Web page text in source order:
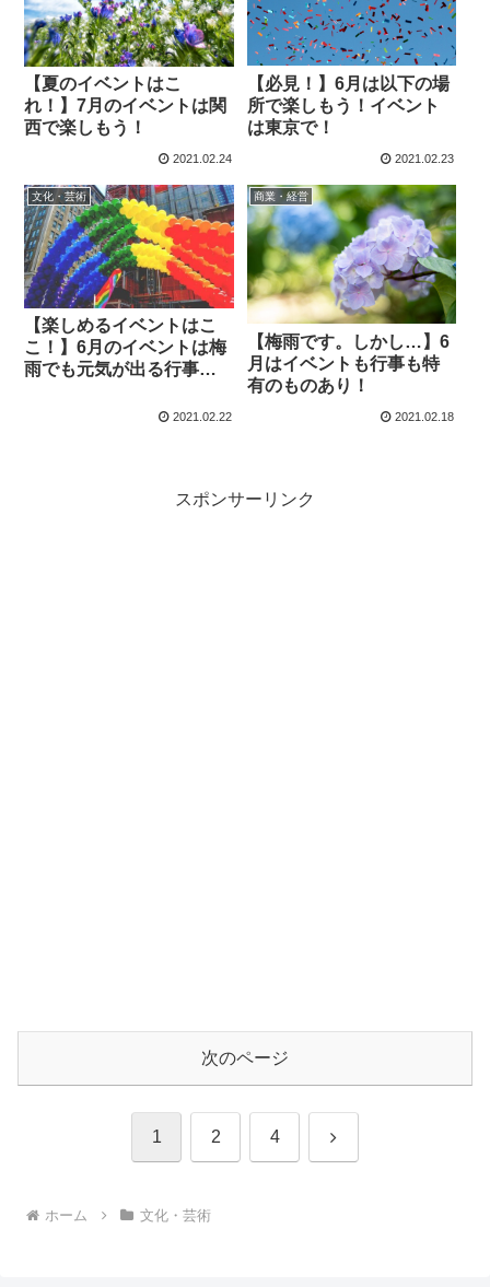
【夏のイベントはこ
れ！】7月のイベントは関
西で楽しもう！
2021.02.24
【必見！】6月は以下の場
所で楽しもう！イベント
は東京で！
2021.02.23
文化・芸術
【楽しめるイベントはこ
こ！】6月のイベントは梅
雨でも元気が出る行事が
2021.02.22
商業・経営
【梅雨です。しかし…】6
月はイベントも行事も特
有のものあり！
2021.02.18
スポンサーリンク
次のページ
1 2 4 次
ホーム 文化・芸術